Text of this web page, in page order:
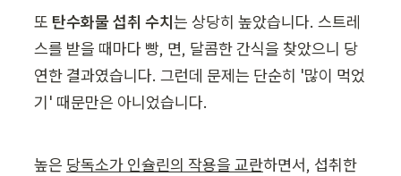
또 탄수화물 섭취 수치는 상당히 높았습니다. 스트레
스를 받을 때마다 빵, 면, 달콤한 간식을 찾았으니 당
연한 결과였습니다. 그런데 문제는 단순히 '많이 먹었
기' 때문만은 아니었습니다.
높은 당독소가 인슐린의 작용을 교란하면서, 섭취한